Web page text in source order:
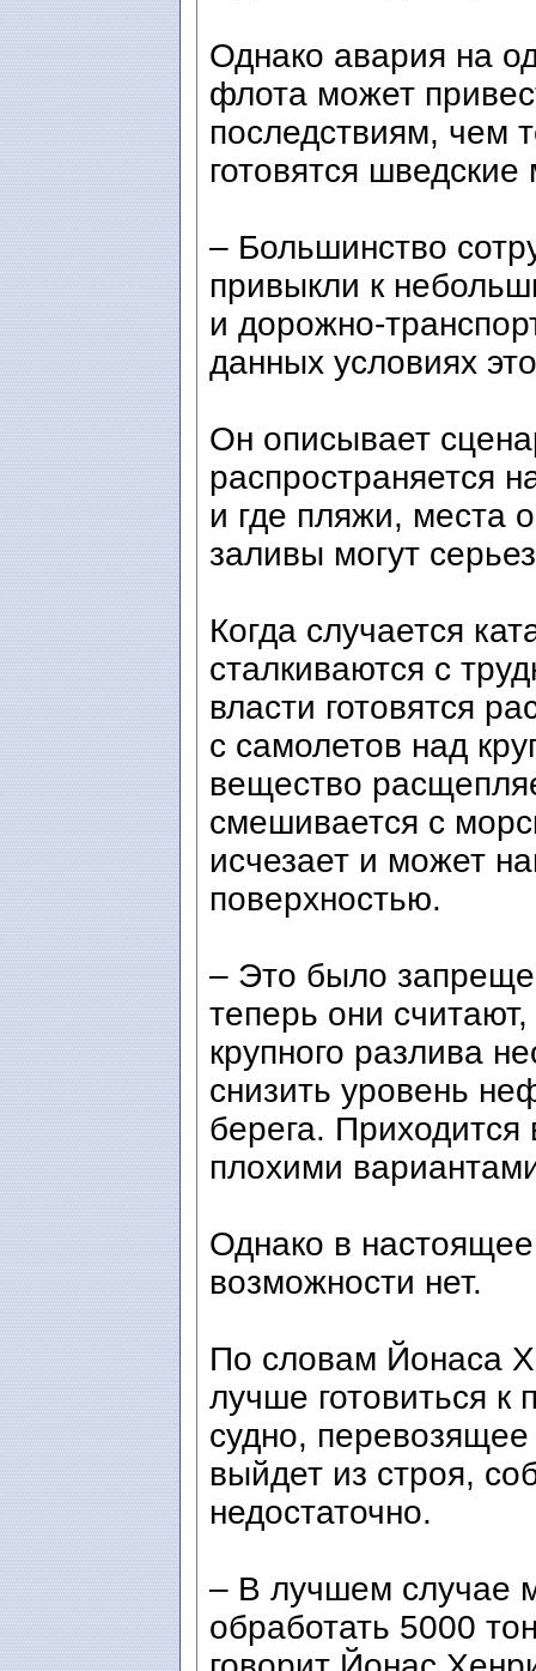
Однако авария на
флота может
последствиям, чем
готовятся
– Большинство
привыкли к
и дорожно-
данных условиях
Он описывает
распространяется
и где пляжи, места
заливы могут
Когда случается
сталкиваются с
власти готовятся
с самолетов над
вещество
смешивается с
исчезает и может
поверхностью.
– Это было
теперь они
крупного разлива
снизить уровень
берега.
плохими
Однако в
возможности нет.
По словам Йонаса
лучше готовиться
судно,
выйдет из строя,
недостаточно.
– В лучшем случае
обработать 5000